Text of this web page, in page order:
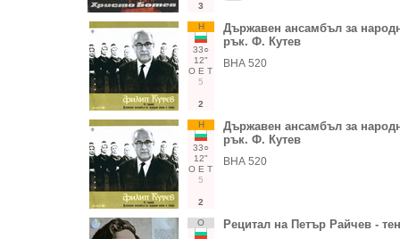
3
Н
33○
12"
О Е Т
5
2
Държавен ансамбъл за
рък. Ф. Кутев
ВНА 520
Н
33○
12"
О Е Т
5
2
Държавен ансамбъл за
рък. Ф. Кутев
ВНА 520
О Рецитал на Петър Райчев -